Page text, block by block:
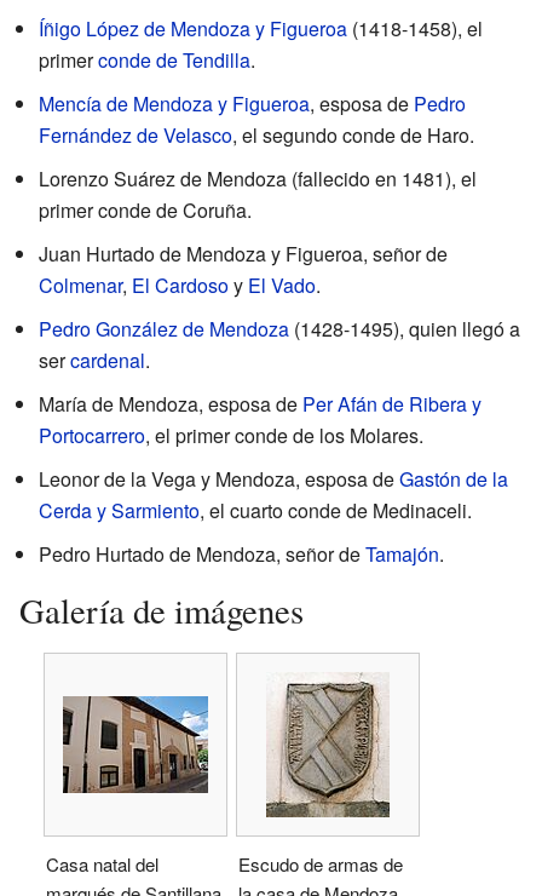
Íñigo López de Mendoza y Figueroa (1418-1458), el
primerconde de Tendilla.
Mencía de Mendoza y Figueroa, esposa de Pedro
Fernández de Velasco, el segundo conde de Haro.
Lorenzo Suárez de Mendoza (fallecido en 1481), el
primer conde de Coruña.
Juan Hurtado de Mendoza y Figueroa, señor de
Colmenar, El Cardosoy El Vado.
Pedro González de Mendoza (1428-1495), quien llegó a
sercardenal.
María de Mendoza, esposa de Per Afán de Ribera y
Portocarrero, el primer conde de los Molares.
Leonor de la Vega y Mendoza, esposa deGastón de la
Cerda y Sarmiento, el cuarto conde de Medinaceli.
Pedro Hurtado de Mendoza, señor deTamajón.
Galería de imágenes
Casa natal del
Escudo de armas de